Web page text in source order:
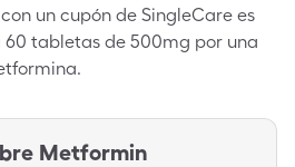
un cupón de SingleCare es
60 tabletas de 500mg por una
Metformin